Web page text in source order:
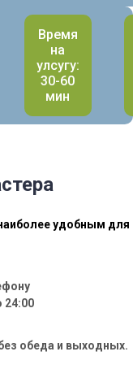
Время
на
улсугу:
30-60
мин
удобным для
24:00
обеда и выходных.